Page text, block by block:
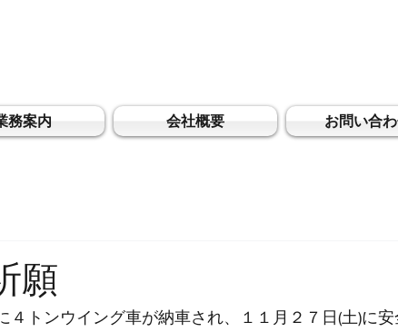
務案内 会社概要 お問い合
願
４トンウイング車が納車され、１１月２７日(土)に